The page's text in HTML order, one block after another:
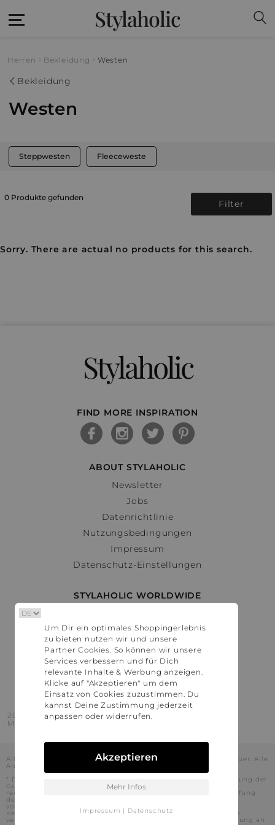
Stylaholic
Herren Bekleidung Westen
Bekleidung
Westen
Steppwesten Fleeceweste
0 Produkte gefunden
Filter
Sorry. There are actual no products for this search.
Stylaholic
FIND MORE INSPIRATION
ABOUT STYLAHOLIC
Newsletter
Jobs
Datenrichtlinie
Nutzungsbedingungen
Impressum
Datenschutz-Einstellungen
STYLAHOLIC WORLDWIDE
Österreich
Schweiz
France
United States
2016 - 2026 © Stylaholic.
Made for you with love in munich.
Alle Preise inkl. der jeweils geltenden gesetzlichen Mehrwertsteuer. Alle
Angaben ohne Gewähr.
* Die angezeigten Preise beinhalten Rabatte, die durch die Nutzung der
Gutschein-Codes auf den Seiten unserer Partner voraussichtlich
realisiert werden können. Stylaholic führt keine vollständige Prüfung
der Gutschein-Codes durch und es kann daher in Einzelfällen
vorkommen, dass die Gutscheine abweichend von unserem
Kenntnisstand bei dem jeweiligen Shop nicht oder nur teilweise
verwendet werden können. Darüber hinaus kann deren Verwendung an
Um Dir ein optimales Shoppingerlebnis
zu bieten nutzen wir und unsere
Partner Cookies. So können wir unsere
Services verbessern und für Dich
relevante Inhalte & Werbung anzeigen.
Klicke auf "Akzeptieren" um dem
Einsatz von Cookies zuzustimmen. Du
kannst Deine Zustimmung jederzeit
anpassen oder widerrufen.
Akzeptieren
Mehr Infos
Impressum | Datenschutz